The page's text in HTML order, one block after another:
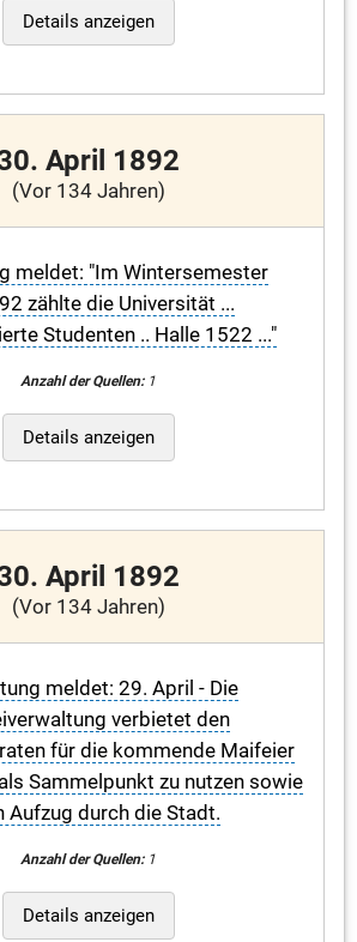
Details anzeigen
April 1892
(Vor 134 Jahren)
meldet: "Im Wintersemester
zählte die Universität ...
Studenten .. Halle 1522 ..."
Anzahl der Quellen:1
Details anzeigen
April 1892
(Vor 134 Jahren)
meldet: 29. April - Die
verbietet den
für die kommende Maifeier
Sammelpunkt zu nutzen sowie
Aufzug durch die Stadt.
Anzahl der Quellen:1
Details anzeigen